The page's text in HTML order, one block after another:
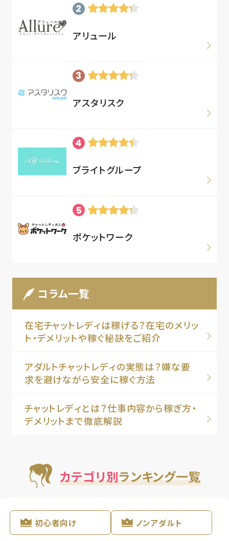
アリュール
アスタリスク
ブライトグループ
ポケットワーク
コラム一覧
在宅チャットレディは稼げる？在宅のメリッ
ト・デメリットや稼ぐ秘訣をご紹介
アダルトチャットレディの実態は？嫌な要
求を避けながら安全に稼ぐ方法
チャットレディとは？仕事内容から稼ぎ方・
デメリットまで徹底解説
カテゴリ別ランキング一覧
初心者向け ノンアダルト